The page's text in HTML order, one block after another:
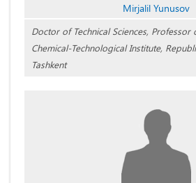
Mirjalil Yunusov
Doctor of Technical Sciences, Professor
Chemical-Technological Institute,
Tashkent